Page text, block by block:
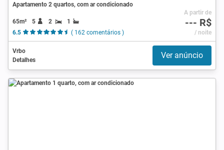
Apartamento 2 quartos, com ar condicionado
65m² 5 2
1
6.5
( 162 comentários )
A partir de
--- R$
/ noite
Vrbo
Detalhes
Ver anúncio